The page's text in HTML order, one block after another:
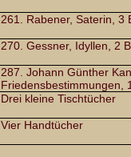
261. Rabener, Saterin, 3
270. Gessner, Idyllen, 2
287. Johann Günther
Friedensbestimmungen,
Drei kleine Tischtücher
Vier Handtücher